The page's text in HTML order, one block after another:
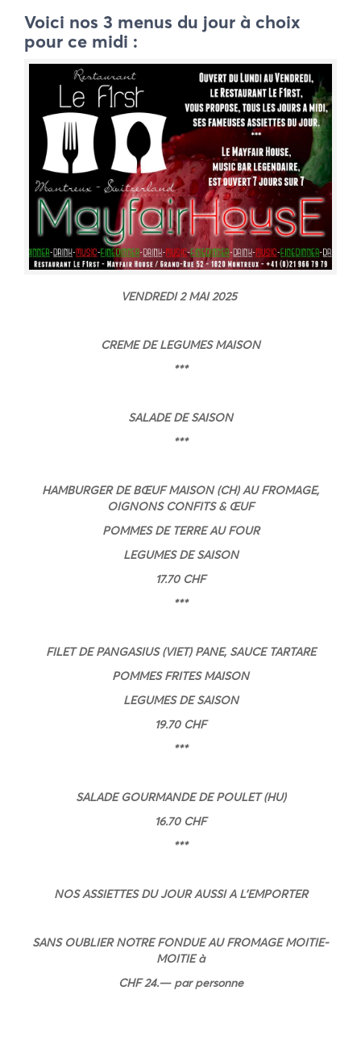
Voici nos 3 menus du jour à choix
pour ce midi :
VENDREDI 2 MAI 2025
CREME DE LEGUMES MAISON
***
SALADE DE SAISON
***
HAMBURGER DE BŒUF MAISON (CH) AU FROMAGE,
OIGNONS CONFITS & ŒUF
POMMES DE TERRE AU FOUR
LEGUMES DE SAISON
17.70 CHF
***
FILET DE PANGASIUS (VIET) PANE, SAUCE TARTARE
POMMES FRITES MAISON
LEGUMES DE SAISON
19.70 CHF
***
SALADE GOURMANDE DE POULET (HU)
16.70 CHF
***
NOS ASSIETTES DU JOUR AUSSI A L’EMPORTER
SANS OUBLIER NOTRE FONDUE AU FROMAGE MOITIE-
MOITIE à
CHF 24.— par personne